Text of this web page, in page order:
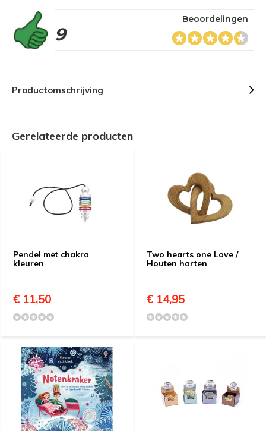
9
Beoordelingen
Productomschrijving
Gerelateerde producten
Pendel met chakra
kleuren
€ 11,50
Two hearts one Love /
Houten harten
€ 14,95